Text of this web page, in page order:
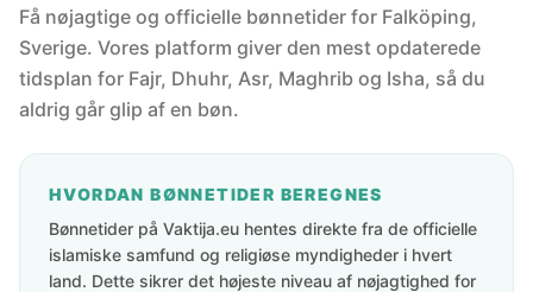
Få nøjagtige og officielle bønnetider for Falköping,
Sverige. Vores platform giver den mest opdaterede
tidsplan for Fajr, Dhuhr, Asr, Maghrib og Isha, så du
aldrig går glip af en bøn.
HVORDAN BØNNETIDER BEREGNES
Bønnetider på Vaktija.eu hentes direkte fra de officielle
islamiske samfund og religiøse myndigheder i hvert
land. Dette sikrer det højeste niveau af nøjagtighed for